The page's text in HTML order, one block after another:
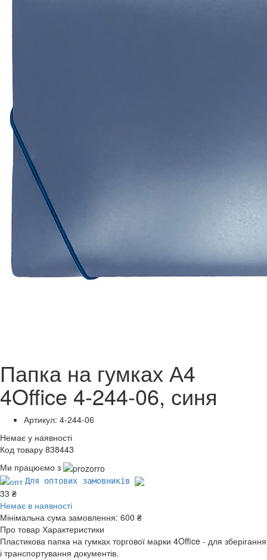
Папка на гумках А4
4Office 4-244-06, синя
Артикул: 4-244-06
Немає у наявності
Код товару 838443
Ми працюємо з
Для оптових замовників
33 ₴
Немає в наявності
Мінімальна сума замовлення: 600 ₴
Про товар Характеристики
Пластикова папка на гумках торгової марки 4Office - для зберігання
і транспортування документів.